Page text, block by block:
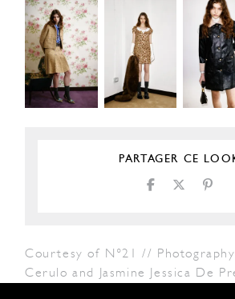
PARTAGER CE
Courtesy of N°21 //
Cerulo and Jasmine Jessica De